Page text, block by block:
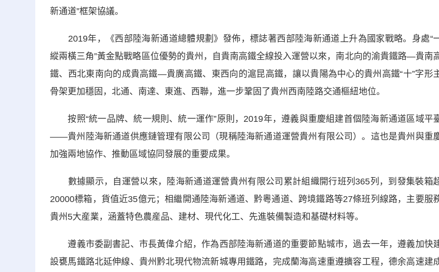
新通道”框架協議。
2019年，《西部陸海新通道總體規劃》發佈，標誌著西部陸海新通道上升為國家戰略。身處“
縱兩橫三角”黃金點戰略區位優勢的貴州，自貴南高鐵全線投入運營以來，南北向的渝貴鐵路—貴南
鐵、西北東南向的成貴高鐵—貴廣高鐵、東西向的滬昆高鐵，讓以貴陽為中心的貴州高鐵“十”字形
骨架更加穩固，北通、南達、東進、西聯，進一步鞏固了貴州西南陸路交通樞紐地位。
按照“統一品牌、統一規則、統一運作”原則，2019年，遵義與重慶組建首個陸海新通道區域平
——貴州陸海新通道供應鏈管理有限公司（現稱陸海新通道運營貴州有限公司）。這也是貴州與重
加強兩地協作、推動區域協同發展的重要成果。
數據顯示，自運營以來，陸海新通道運營貴州有限公司累計組織開行班列365列，到發集裝箱
20000標箱，貨值近35億元；相繼開通陸海新通道、黔粵通道、跨境鐵路等27條班列線路，主要服
貴州5大産業，涵蓋特色農産品、建材、現代化工、先進裝備製造和基礎材料等。
遵義市委副書記、市長黃偉介紹，作為西部陸海新通道的重要節點城市，過去一年，遵義加快
設甕馬鐵路北延伸線、貴州黔北現代物流新城專用鐵路，完成蘭海高速重遵擴容工程，德余高速建